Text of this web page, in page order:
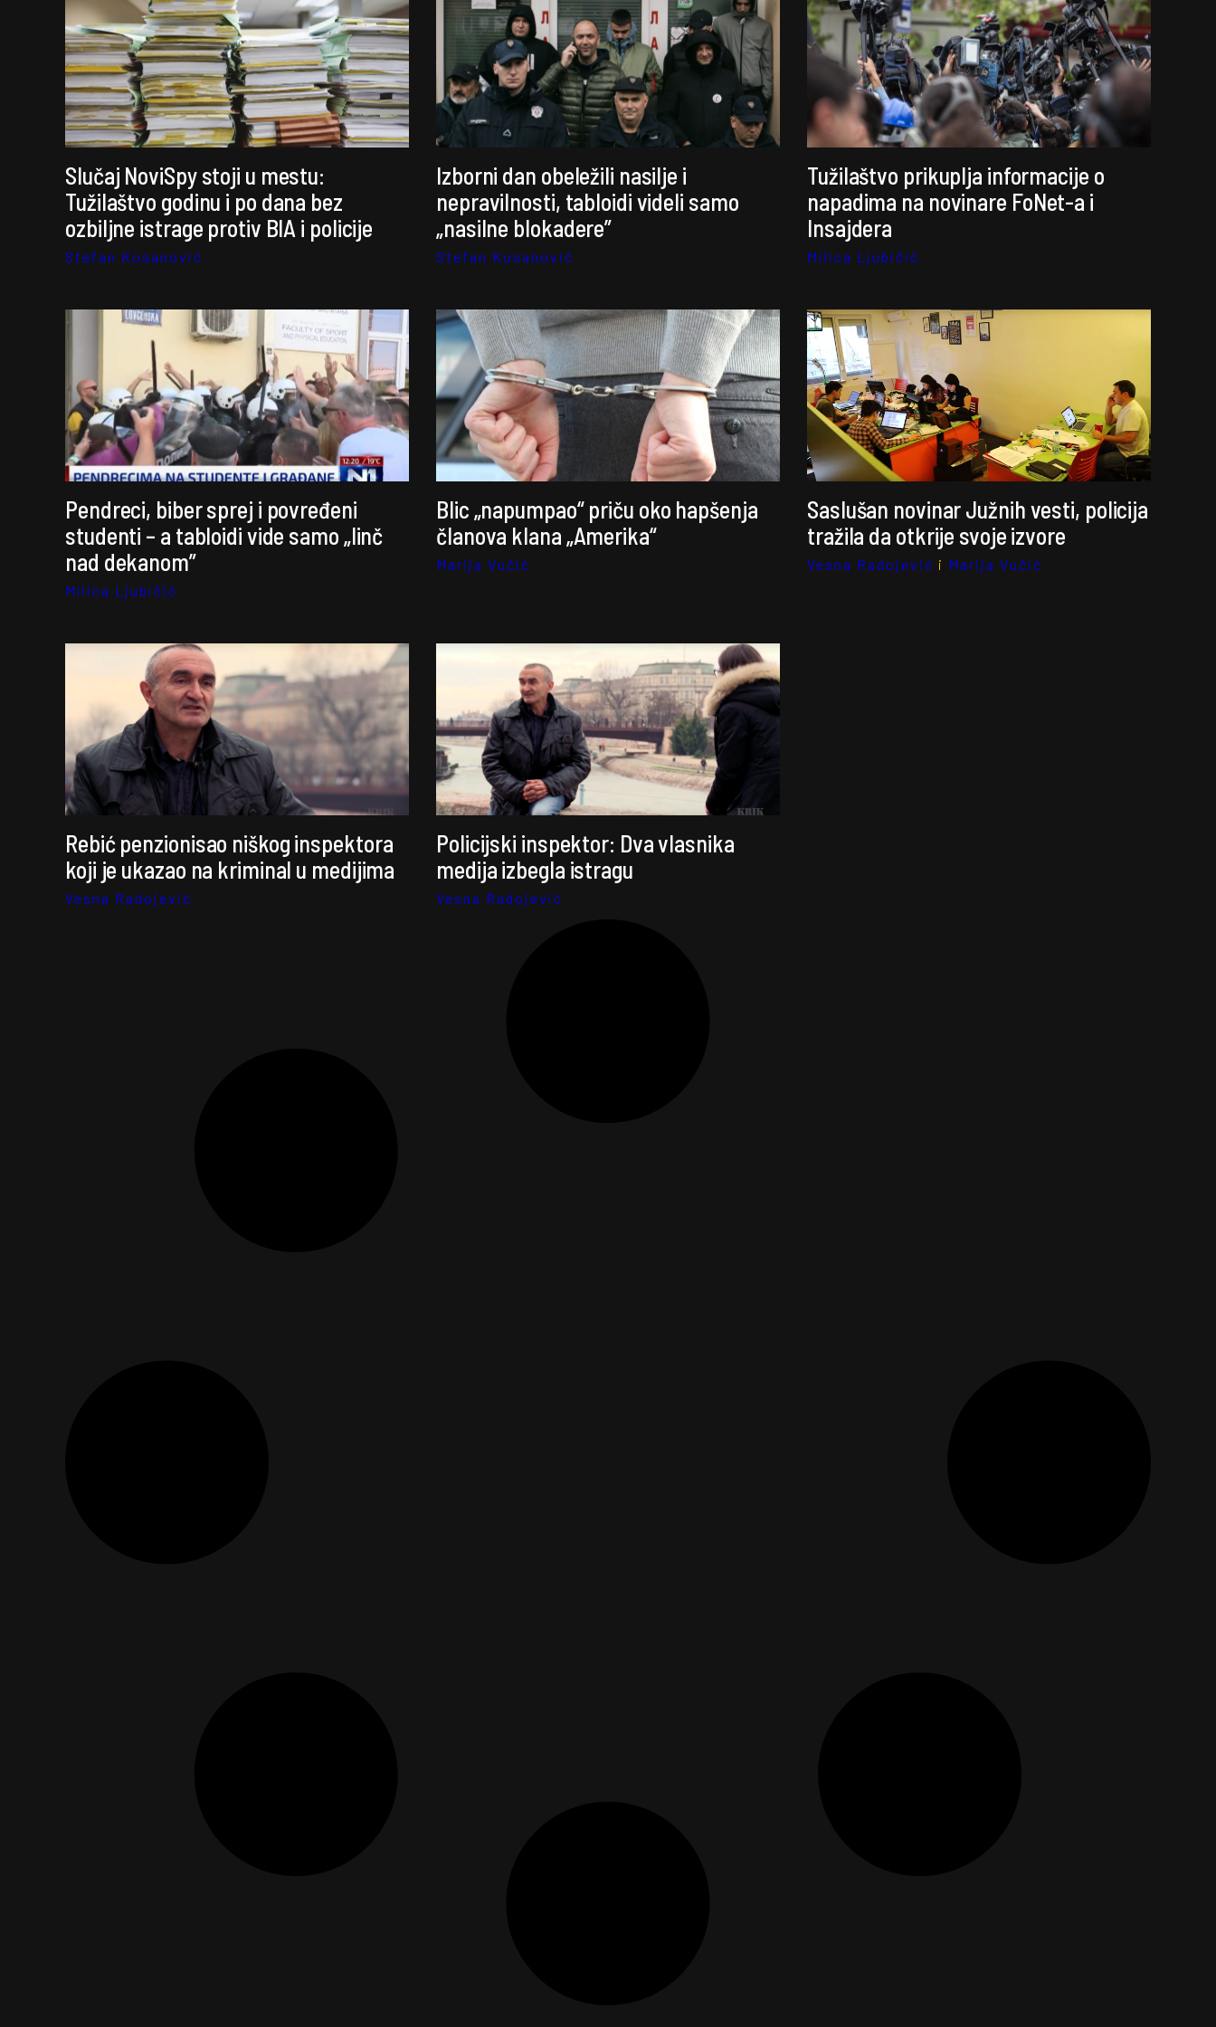
Slučaj NoviSpy stoji u mestu:
Tužilaštvo godinu i po dana bez
ozbiljne istrage protiv BIA i policije
Stefan Kosanović
Izborni dan obeležili nasilje i
nepravilnosti, tabloidi videli samo
„nasilne blokadere”
Stefan Kosanović
Tužilaštvo prikuplja informacije o
napadima na novinare FoNet-a i
Insajdera
Milica Ljubičić
Pendreci, biber sprej i povređeni
studenti – a tabloidi vide samo „linč
nad dekanom”
Milica Ljubičić
Blic „napumpao“ priču oko hapšenja
članova klana „Amerika“
Marija Vučić
Saslušan novinar Južnih vesti, policija
tražila da otkrije svoje izvore
Vesna Radojević i Marija Vučić
Rebić penzionisao niškog inspektora
koji je ukazao na kriminal u medijima
Vesna Radojević
Policijski inspektor: Dva vlasnika
medija izbegla istragu
Vesna Radojević